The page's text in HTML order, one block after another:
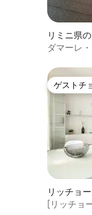
リミニ県
ダマーレ
ゲストチ
ゲストチ
リッチョ
ム
[リッチョ